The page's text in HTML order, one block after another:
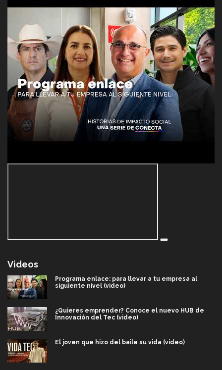
Videos
Programa enlace: para llevar a tu empresa al
siguiente nivel (video)
¿Quieres emprender? Conoce el nuevo HUB de
Innovación del Tec (video)
El joven que hizo del baile su vida (video)